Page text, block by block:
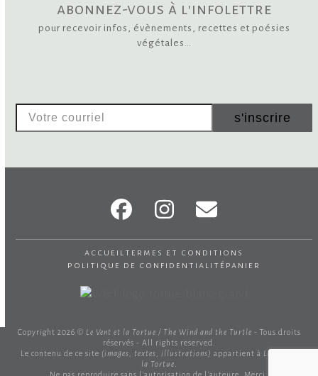
abonnez-vous à l'infolettre
pour recevoir infos, évènements, recettes et poésies
végétales…
Votre
s'inscrire
FacebookInstagram
Email
accueil termes et conditions
politique de confidentialité panier
Copyright 2026 © Le Vent et la Tortue / The Wind and the Turtle - Tous droits
réservés - All rights reserved.
Le contenu de ce site (images, textes, illustrations) appartient à Le Vent et
la Tortue